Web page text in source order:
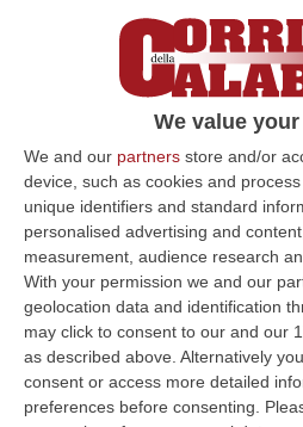
We value
We and our partners store and/or
device, such as cookies and
unique identifiers and standard
personalised advertising and
measurement, audience research
With your permission we and our
geolocation data and identification
may click to consent to our and our
as described above. Alternatively
consent or access more detailed
preferences before consenting.
vittoria dell’Argentina sull’Inghilterra ai
08 Agosto, 23:28
Milano, Vannacci Candida Il Generale
“ROMA “La sfida delle grandi città
Milano, Bologna, Roma e Napoli. Ci
nazionale…
08 Agosto, 22:19
Messina, I “No Ponte” Di Nuovo In
“MESSINA “Chiediamo che venga chiusa
liquidazione era stata già indicata dal
08 Agosto, 21:20